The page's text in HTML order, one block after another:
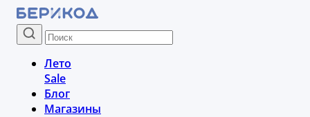
Лето
Sale
Блог
Магазины